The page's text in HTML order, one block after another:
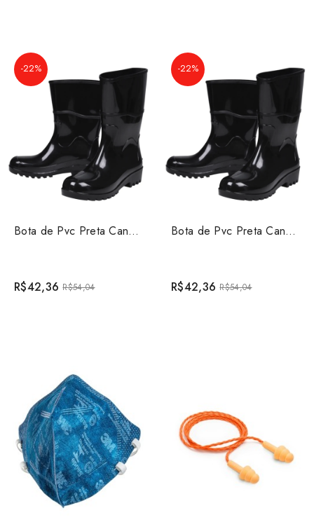
-22%
Bota de Pvc Preta Cano Médio sem Forro Worker Tamanho ...
R$42,36 R$54,04
-22%
Bota de Pvc Preta Cano Médio sem Forro Worker Tamanho ...
R$42,36 R$54,04